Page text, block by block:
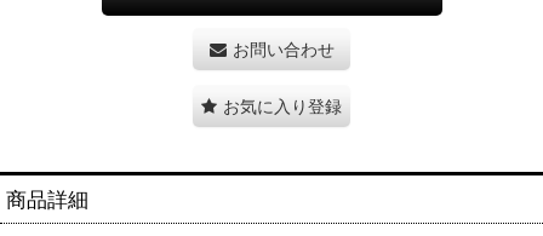
お問い合わせ
お気に入り登録
商品詳細